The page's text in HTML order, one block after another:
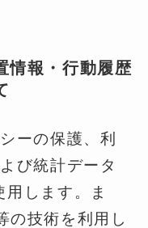
情報・行動履歴
ーの保護、利
び統計データ
します。ま
技術を利用し